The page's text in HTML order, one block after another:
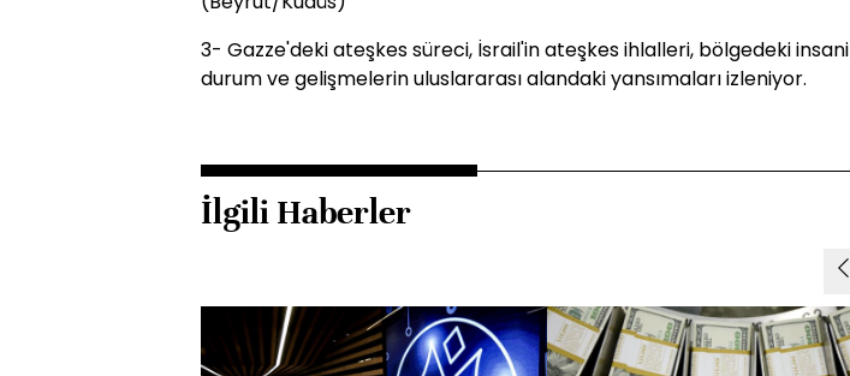
3- ⁠⁠Gazze'deki ateşkes süreci, İsrail'in ateşkes ihlalleri, bölgedeki insani
durum ve gelişmelerin uluslararası alandaki yansımaları izleniyor.
İlgili Haberler